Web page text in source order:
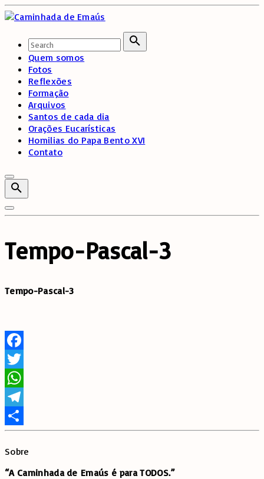
Skip
to
Search
Search
for:
Quem somos
Fotos
Reflexões
Formação
Arquivos
Santos de cada dia
Orações Eucarísticas
Homilias do Papa Bento XVI
Contato
Tempo-Pascal-3
Tempo-Pascal-3
Facebook
Twitter
WhatsApp
Telegram
Share
Sobre
“A Caminhada de Emaús é para TODOS.”